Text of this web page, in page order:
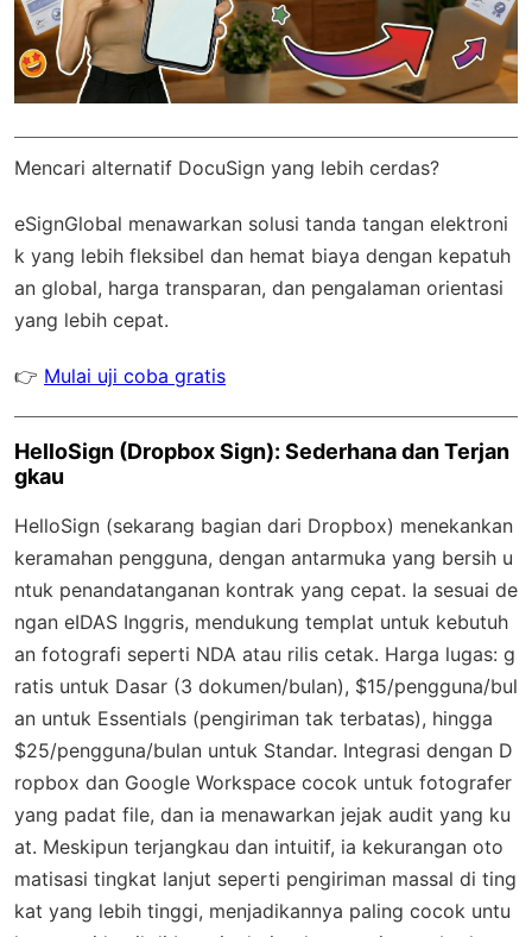
Mencari alternatif DocuSign yang lebih cerdas?
eSignGlobal menawarkan solusi tanda tangan elektroni
k yang lebih fleksibel dan hemat biaya dengan kepatuh
an global, harga transparan, dan pengalaman orientasi
yang lebih cepat.
👉 Mulai uji coba gratis
HelloSign (Dropbox Sign): Sederhana dan Terjan
gkau
HelloSign (sekarang bagian dari Dropbox) menekankan
keramahan pengguna, dengan antarmuka yang bersih u
ntuk penandatanganan kontrak yang cepat. Ia sesuai de
ngan eIDAS Inggris, mendukung templat untuk kebutuh
an fotografi seperti NDA atau rilis cetak. Harga lugas: g
ratis untuk Dasar (3 dokumen/bulan), $15/pengguna/bul
an untuk Essentials (pengiriman tak terbatas), hingga
$25/pengguna/bulan untuk Standar. Integrasi dengan D
ropbox dan Google Workspace cocok untuk fotografer
yang padat file, dan ia menawarkan jejak audit yang ku
at. Meskipun terjangkau dan intuitif, ia kekurangan oto
matisasi tingkat lanjut seperti pengiriman massal di ting
kat yang lebih tinggi, menjadikannya paling cocok untu